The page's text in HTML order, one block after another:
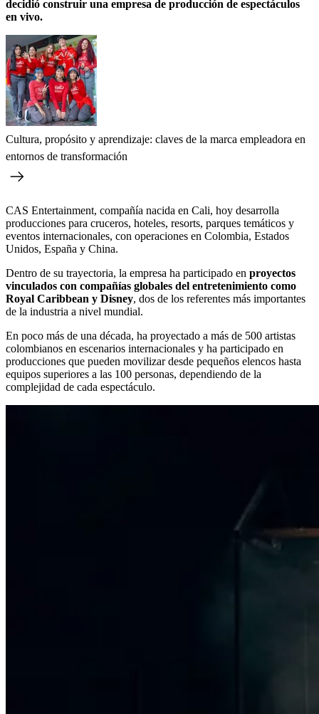
decidió construir una empresa de producción de espectáculos
en vivo.
Cultura, propósito y aprendizaje: claves de la marca empleadora en
entornos de transformación
CAS Entertainment, compañía nacida en Cali, hoy desarrolla
producciones para cruceros, hoteles, resorts, parques temáticos y
eventos internacionales, con operaciones en Colombia, Estados
Unidos, España y China.
Dentro de su trayectoria, la empresa ha participado en proyectos
vinculados con compañías globales del entretenimiento como
Royal Caribbean y Disney, dos de los referentes más importantes
de la industria a nivel mundial.
En poco más de una década, ha proyectado a más de 500 artistas
colombianos en escenarios internacionales y ha participado en
producciones que pueden movilizar desde pequeños elencos hasta
equipos superiores a las 100 personas, dependiendo de la
complejidad de cada espectáculo.